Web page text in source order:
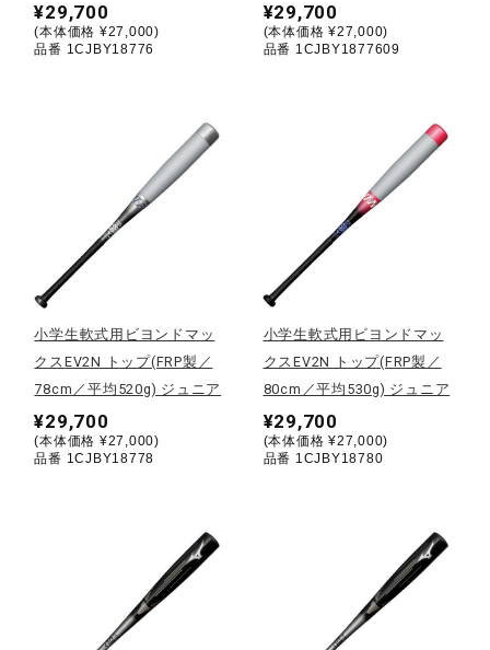
ウォーキングシューズ
ライフスタイルグッズ
インナー
寝具／ミズノスリープ
アウトドア／レイン
サポーター
ジュニア／キッズ
¥29,700
(本体価格 ¥27,000)
品番 1CJBY18776
¥29,700
(本体価格 ¥27,000)
品番 1CJBY1877609
小学生軟式用ビヨンドマッ
クスEV2N トップ(FRP製／
78cm／平均520g) ジュニア
¥29,700
(本体価格 ¥27,000)
品番 1CJBY18778
小学生軟式用ビヨンドマッ
クスEV2N トップ(FRP製／
80cm／平均530g) ジュニア
¥29,700
(本体価格 ¥27,000)
品番 1CJBY18780